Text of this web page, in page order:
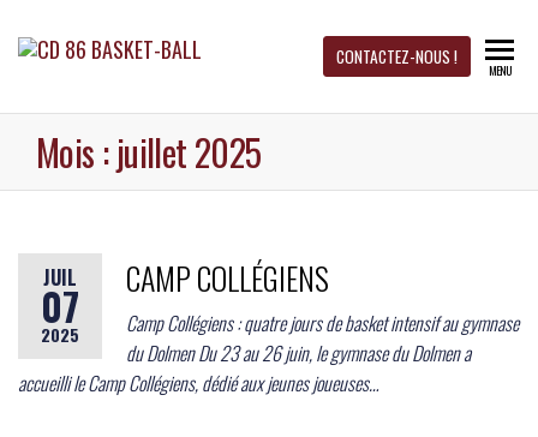
BASKET-
BALL
Basket-
Ball 86
CONTACTEZ-NOUS !
MENU
Mois :juillet 2025
JUIL
07
2025
CAMP COLLÉGIENS
Camp Collégiens : quatre jours de basket intensif au gymnase
du Dolmen Du 23 au 26 juin, le gymnase du Dolmen a
accueilli le Camp Collégiens, dédié aux jeunes joueuses…